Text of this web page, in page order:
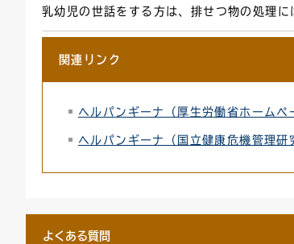
乳幼児の世話をする方は、排せつ物の処理
関連リンク
ヘルパンギーナ （厚生労働省ホーム
ヘルパンギーナ（国立健康危機管理研
よくある質問